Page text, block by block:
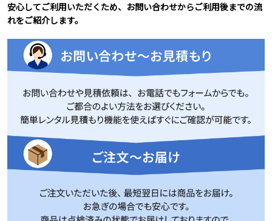
安心してご利用いただくため、お問い合わせからご利用後までの流
れをご紹介します。